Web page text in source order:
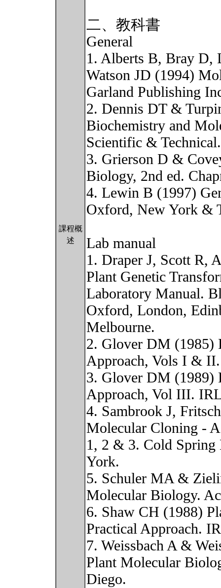
課程概
述
二、教科書
General
1. Alberts B, Bray D,
Watson JD (1994)
Garland Publishing
2. Dennis DT &
Biochemistry and
Scientific &
3. Grierson D &
Biology, 2nd ed.
4. Lewin B (1997)
Oxford, New York &
Lab manual
1. Draper J, Scott R,
Plant Genetic
Laboratory Manual.
Oxford, London,
Melbourne.
2. Glover DM (1985)
Approach, Vols I &
3. Glover DM (1989)
Approach, Vol III.
4. Sambrook J,
Molecular Cloning -
1, 2 & 3. Cold Spring
York.
5. Schuler MA &
Molecular Biology.
6. Shaw CH (1988)
Practical Approach.
7. Weissbach A &
Plant Molecular
Diego.